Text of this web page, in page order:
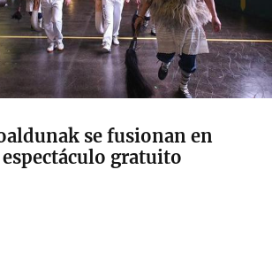
se fusionan en
gratuito